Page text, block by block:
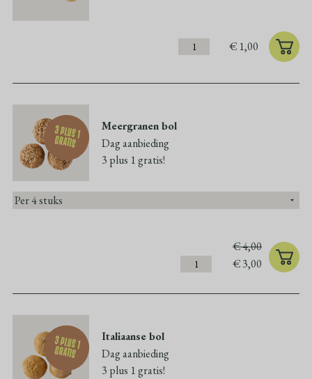
€ 1,00
3 plus 1
gratis
Meergranen bol
Dag aanbieding
3 plus 1 gratis!
€4,00
€3,00
3 plus 1
gratis
Italiaanse bol
Dag aanbieding
3 plus 1 gratis!